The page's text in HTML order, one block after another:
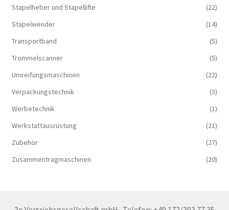
Stapelheber und Stapellifte
(22)
Stapelwender
(14)
Transportband
(5)
Trommelscanner
(5)
Umreifungsmaschinen
(22)
Verpackungstechnik
(3)
Werbetechnik
(1)
Werkstattausrüstung
(21)
Zubehör
(27)
Zusammentragmaschinen
(20)